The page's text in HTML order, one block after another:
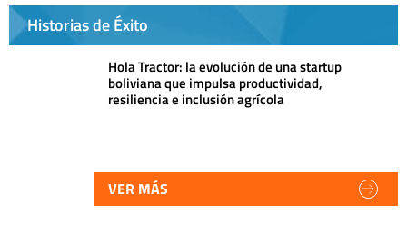
Historias de Éxito
Hola Tractor: la evolución de una startup
boliviana que impulsa productividad,
resiliencia e inclusión agrícola
VER MÁS